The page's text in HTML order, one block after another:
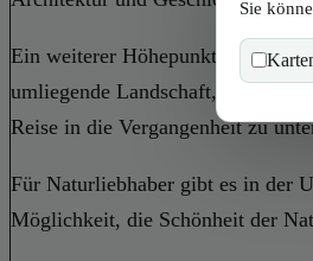
Ein weiterer Höhepunkt ist das
umliegende Landschaft, sondern
Reise in die Vergangenheit zu
Für Naturliebhaber gibt es in der
Möglichkeit, die Schönheit der
Sie